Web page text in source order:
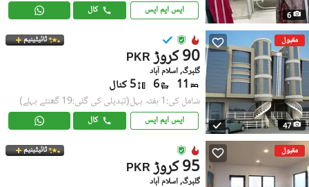
6 ایس ایم ایس کال
مقبول
47
ٹائیٹینیم
PKR 90 کروڑ
گلبرگ, اسلام آباد
11
6 5 کنال
شامل کی:1 ہفتہ پہل (تبدیلی کی گئی:19 گھنٹے پہلے)
ایس ایم ایس کال
مقبول ٹائیٹینیم
PKR 95 کروڑ
گلبرگ, اسلام آباد